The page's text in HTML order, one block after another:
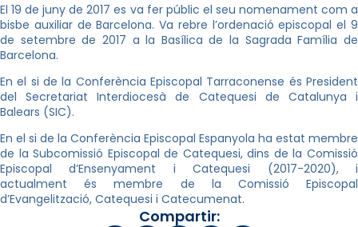
El 19 de juny de 2017 es va fer públic el seu nomenament com a
bisbe auxiliar de Barcelona. Va rebre l’ordenació episcopal el 9
de setembre de 2017 a la Basílica de la Sagrada Família de
Barcelona.
En el si de la Conferència Episcopal Tarraconense és President
del Secretariat Interdiocesà de Catequesi de Catalunya i
Balears (SIC).
En el si de la Conferència Episcopal Espanyola ha estat membre
de la Subcomissió Episcopal de Catequesi, dins de la Comissió
Episcopal d’Ensenyament i Catequesi (2017-2020), i
actualment és membre de la Comissió Episcopal
d’Evangelització, Catequesi i Catecumenat.
Compartir: